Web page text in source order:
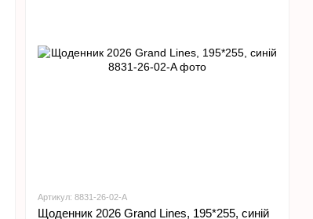
Артикул: 8831-26-02-A
Щоденник 2026 Grand Lines, 195*255, синій